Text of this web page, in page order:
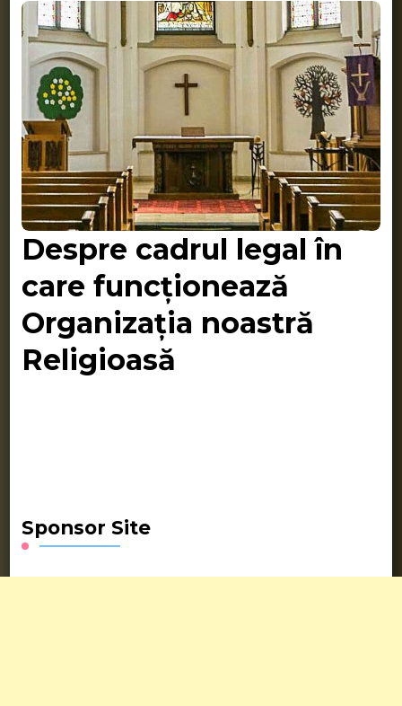
Despre cadrul legal în
care funcționează
Organizația noastră
Religioasă
Sponsor Site